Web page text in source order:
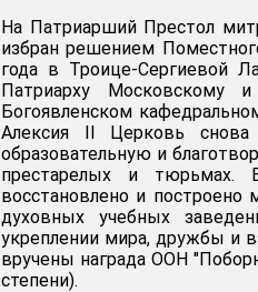
На Патриарший Престол
избран решением
года в Троице-Сергиевой
Патриарху
Богоявленском
Алексия II Церковь снова
образовательную и
престарелых и тюрьмах.
восстановлено и
духовных учебных
укреплении мира, дружбы и
вручены награда ООН
степени).